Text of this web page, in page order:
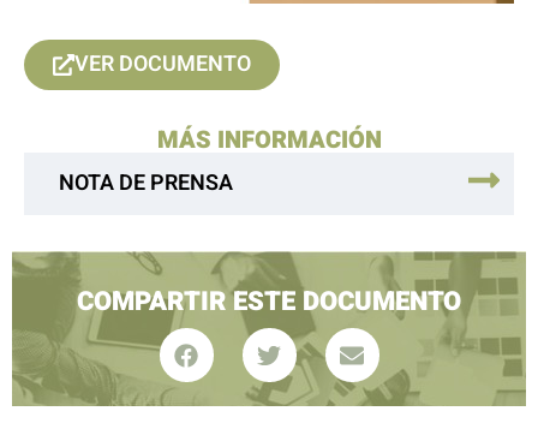
MÁS INFORMACIÓN
NOTA DE PRENSA
VER DOCUMENTO
COMPARTIR ESTE DOCUMENTO